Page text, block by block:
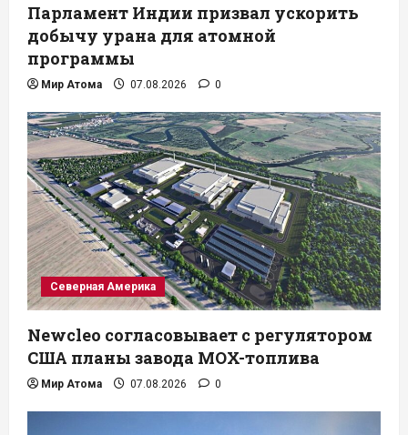
Парламент Индии призвал ускорить
добычу урана для атомной
программы
Мир Атома 07.08.2026 0
Северная Америка
Newcleo согласовывает с регулятором
США планы завода MOX-топлива
Мир Атома 07.08.2026 0